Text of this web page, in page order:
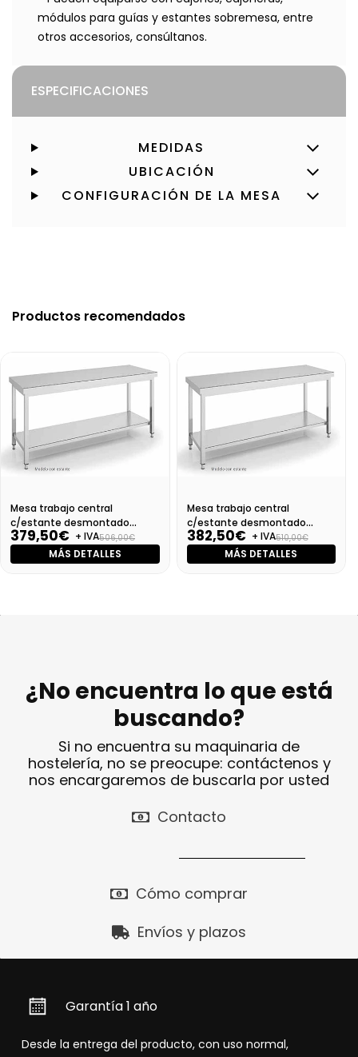
módulos para guías y estantes sobremesa, entre
otros accesorios, consúltanos.
ESPECIFICACIONES
MEDIDAS
UBICACIÓN
CONFIGURACIÓN DE LA MESA
Productos recomendados
Mesa trabajo central
c/estante desmontado
Dim:1000X700X850
379,50€ + IVA506,00€
MÁS DETALLES
Mesa trabajo central
c/estante desmontado
Dim:1100X700X850 Mm
382,50€ + IVA510,00€
MÁS DETALLES
¿No encuentra lo que está
buscando?
Si no encuentra su maquinaria de
hostelería, no se preocupe: contáctenos y
nos encargaremos de buscarla por usted
Contacto
Cómo comprar
Envíos y plazos
Garantía 1 año
Desde la entrega del producto, con uso normal,